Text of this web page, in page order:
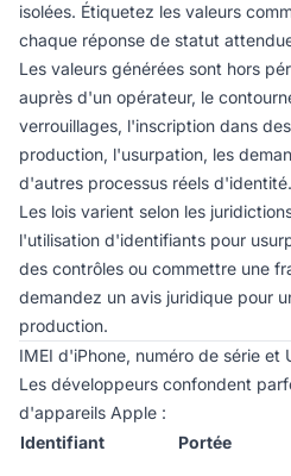
isolées. Étiquetez les valeurs
chaque réponse de statut
Les valeurs générées sont hors
auprès d'un opérateur, le
verrouillages, l'inscription dans
production, l'usurpation, les
d'autres processus réels d'identité.
Les lois varient selon les
l'utilisation d'identifiants pour
des contrôles ou commettre une
demandez un avis juridique pour
production.
IMEI d'iPhone, numéro de série et
Les développeurs confondent
d'appareils Apple :
Identifiant
Portée